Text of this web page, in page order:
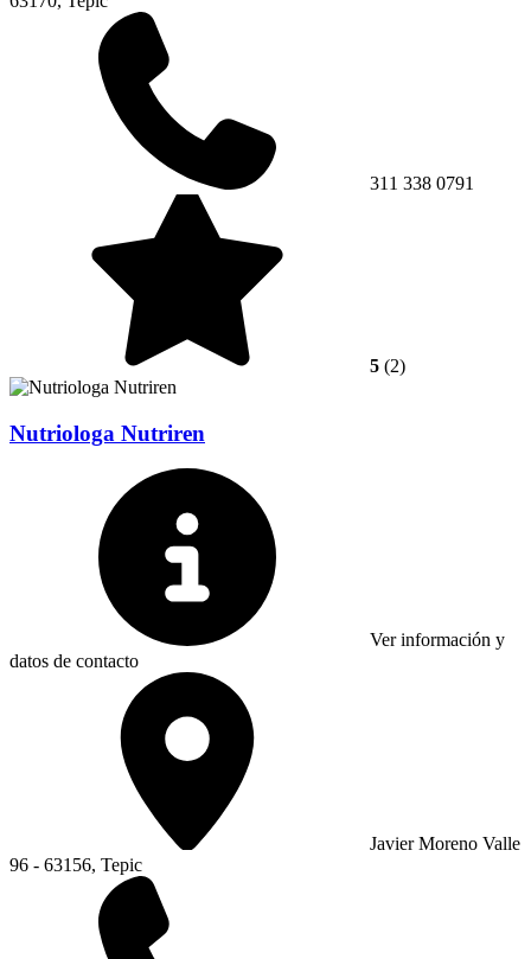
311 338 0791
5 (2)
Nutriologa Nutriren
Ver información y
datos de contacto
Javier Moreno Valle
96 - 63156, Tepic